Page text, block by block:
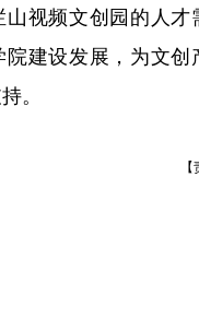
视频文创园的人才
建设发展，为文创
。